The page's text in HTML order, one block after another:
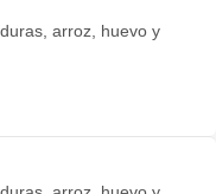
arroz, huevo y